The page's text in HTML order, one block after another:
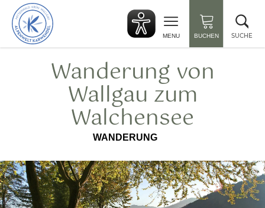
zurück
zur
Startseite
MENU BUCHEN SUCHE
Wanderung von
Wallgau zum
Walchensee
WANDERUNG
©